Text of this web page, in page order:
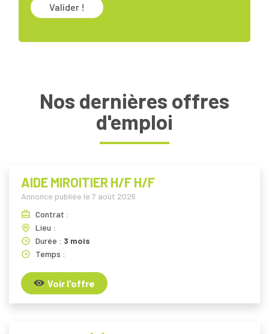
Valider !
Nos dernières offres
d'emploi
AIDE MIROITIER H/F H/F
Annonce publiée le 7 août 2026
Contrat :
Lieu :
Durée : 3 mois
Temps :
Voir l'offre